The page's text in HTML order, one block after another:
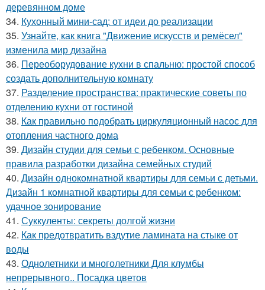
деревянном доме
34. Кухонный мини-сад: от идеи до реализации
35. Узнайте, как книга "Движение искусств и ремёсел"
изменила мир дизайна
36. Переоборудование кухни в спальню: простой способ
создать дополнительную комнату
37. Разделение пространства: практические советы по
отделению кухни от гостиной
38. Как правильно подобрать циркуляционный насос для
отопления частного дома
39. Дизайн студии для семьи с ребенком. Основные
правила разработки дизайна семейных студий
40. Дизайн однокомнатной квартиры для семьи с детьми.
Дизайн 1 комнатной квартиры для семьи с ребенком:
удачное зонирование
41. Суккуленты: секреты долгой жизни
42. Как предотвратить вздутие ламината на стыке от
воды
43. Однолетники и многолетники Для клумбы
непрерывного.. Посадка цветов